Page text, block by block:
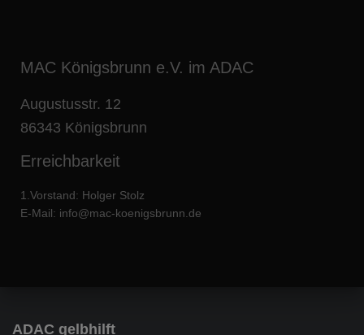
MAC Königsbrunn e.V. im ADAC
Augustusstr. 12
86343 Königsbrunn
Erreichbarkeit
1.Vorstand: Holger Stolz
E-Mail: info@mac-koenigsbrunn.de
ADAC gelbhilft